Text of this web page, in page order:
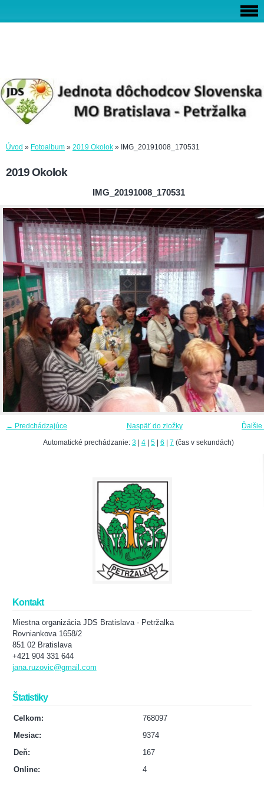
Úvod » Fotoalbum » 2019 Okolok » IMG_20191008_170531
2019 Okolok
IMG_20191008_170531
← Predchádzajúce
Naspäť do zložky
Automatické prechádzanie: 3 4 5 6 7 (čas v sekundách)
Kontakt
Miestna organizácia JDS Bratislava - Petržalka
Rovniankova 1658/2
851 02 Bratislava
+421 904 331 644
jana.ruzovic@gmail.com
Štatistiky
Online: 4
Celkom:
768097
Mesiac:
9374
Deň:
167